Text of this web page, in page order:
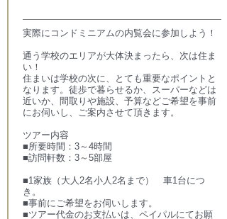
実際にコンドミニアムの内覧会に参加しよう！
通う学校のエリアが大体決まったら、次は住ま
い！
住まいは学校の次に、とても重要なポイントと
なります。徒歩で暮らせるか、スーパーなどは
近いか、間取りや施設、予算などご希望を事前
にお伺いし、ご案内させて頂きます。
ツアー内容
■所要時間：3～4時間
■訪問軒数：3～5部屋
■1家族（大人2名小人2名まで） 車1台につ
き。
■事前にご希望をお伺いします。
■ツアー代金のお支払いは、ペイパルにてお願